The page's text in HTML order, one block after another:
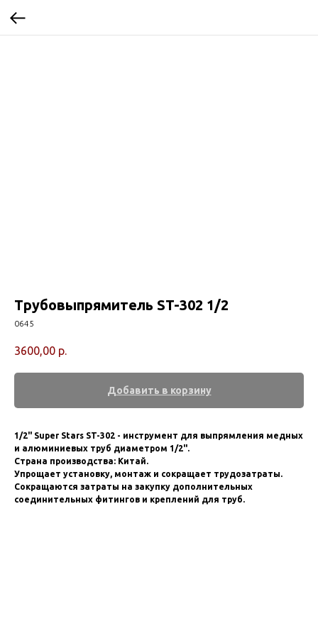
Трубовыпрямитель ST-302 1/2
0645
3600,00 р.
Добавить в корзину
1/2" Super Stars ST-302 - инструмент для выпрямления медных
и алюминиевых труб диаметром 1/2".
Страна производства: Китай.
Упрощает установку, монтаж и сокращает трудозатраты.
Сокращаются затраты на закупку дополнительных
соединительных фитингов и креплений для труб.